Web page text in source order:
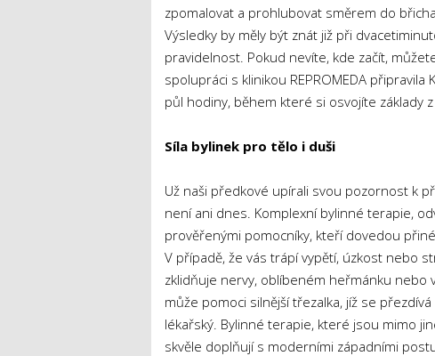
zpomalovat a prohlubovat směrem do
Výsledky by měly být znát již při
pravidelnost. Pokud nevíte, kde začít,
spolupráci s klinikou REPROMEDA
půl hodiny, během které si osvojíte základy
Síla bylinek pro tělo i duši
Už naši předkové upírali svou pozornost k
není ani dnes. Komplexní bylinné terapie,
prověřenými pomocníky, kteří dovedou
V případě, že vás trápí vypětí, úzkost nebo
zklidňuje nervy, oblíbeném heřmánku nebo
může pomoci silnější třezalka, jíž se
lékařský. Bylinné terapie, které jsou mimo
skvěle doplňují s moderními západními